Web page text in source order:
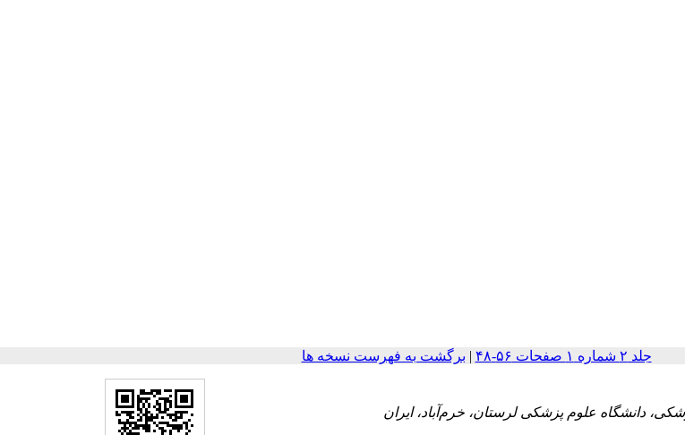
جلد ۲ شماره ۱ صفحات ۵۶-۴۸ | برگشت به فهرست نسخه ها
دانشگاه علوم پزشکی لرستان، خرم‌آباد، ایران